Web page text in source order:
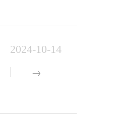
2024-10-14